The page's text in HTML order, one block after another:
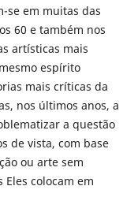
se em muitas das
60 e também nos
artísticas mais
espírito
mais críticas da
nos últimos anos, a
a questão
de vista, com base
ou arte sem
colocam em